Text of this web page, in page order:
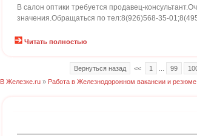
В салон оптики требуется продавец-
значения.Обращаться по тел:8(926)568-35-
Читать полностью
Вернуться назад << 1 99
В Железке.ru » Работа в Железнодорожном вакансии и резюме